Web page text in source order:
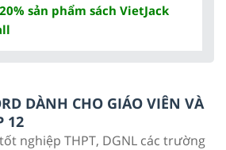
sản phẩm sách VietJack
DÀNH CHO GIÁO VIÊN VÀ
12
nghiệp THPT, DGNL các trường